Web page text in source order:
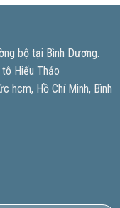
bộ tại Bình Dương.
Hiếu Thảo
hcm, Hồ Chí Minh, Bình